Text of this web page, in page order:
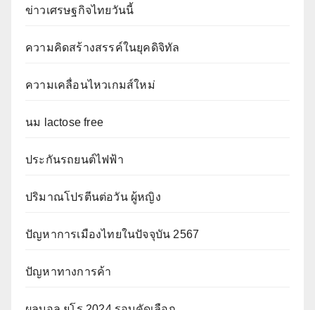
ข่าวเศรษฐกิจไทยวันนี้
ความคิดสร้างสรรค์ในยุคดิจิทัล
ความเคลื่อนไหวเกมส์ใหม่
นม lactose free
ประกันรถยนต์ไฟฟ้า
ปริมาณโปรตีนต่อวัน ผู้หญิง
ปัญหาการเมืองไทยในปัจจุบัน 2567
ปัญหาทางการค้า